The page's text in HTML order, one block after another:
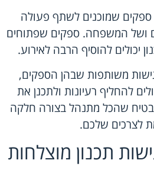
שמוכנים לשתף פעולה
ושל המשפחה. ספקים שפתוחים
יכולים להוסיף הרבה לאירוע.
משותפות שבהן הספקים,
להחליף רעיונות ולתכנן את
שהכל מתנהל בצורה חלקה
לצרכים שלכם.
תכנון מוצלחות